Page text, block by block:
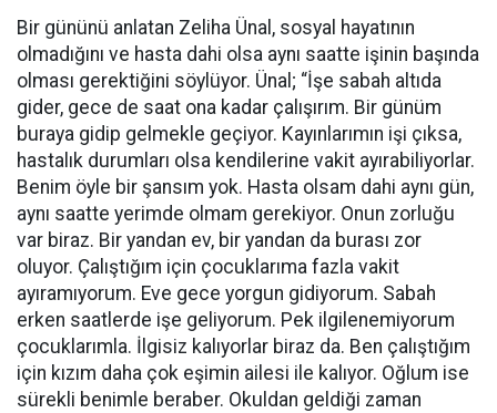
Bir gününü anlatan Zeliha Ünal, sosyal hayatının
olmadığını ve hasta dahi olsa aynı saatte işinin başında
olması gerektiğini söylüyor. Ünal; “İşe sabah altıda
gider, gece de saat ona kadar çalışırım. Bir günüm
buraya gidip gelmekle geçiyor. Kayınlarımın işi çıksa,
hastalık durumları olsa kendilerine vakit ayırabiliyorlar.
Benim öyle bir şansım yok. Hasta olsam dahi aynı gün,
aynı saatte yerimde olmam gerekiyor. Onun zorluğu
var biraz. Bir yandan ev, bir yandan da burası zor
oluyor. Çalıştığım için çocuklarıma fazla vakit
ayıramıyorum. Eve gece yorgun gidiyorum. Sabah
erken saatlerde işe geliyorum. Pek ilgilenemiyorum
çocuklarımla. İlgisiz kalıyorlar biraz da. Ben çalıştığım
için kızım daha çok eşimin ailesi ile kalıyor. Oğlum ise
sürekli benimle beraber. Okuldan geldiği zaman